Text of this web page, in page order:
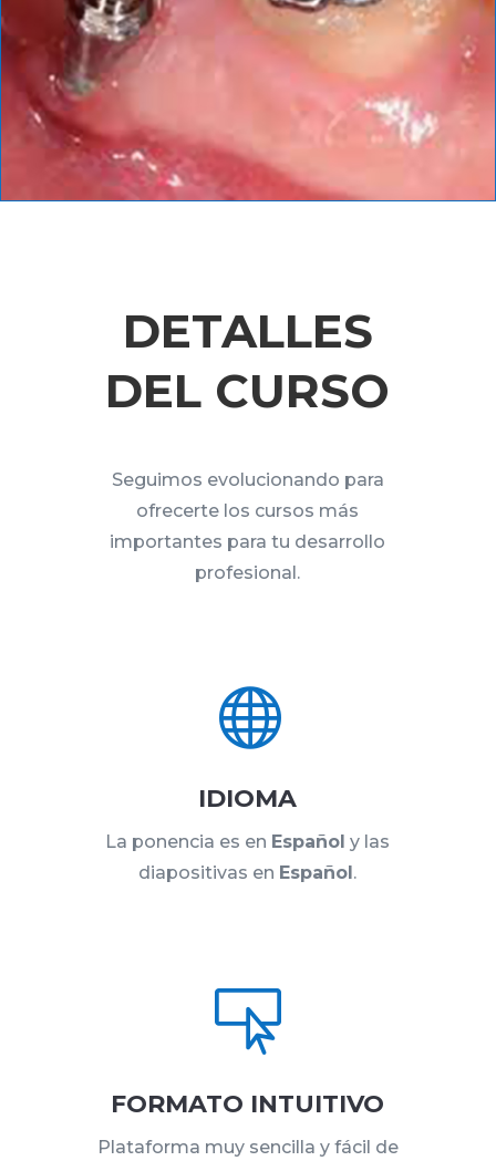
DETALLES
DEL CURSO
Seguimos evolucionando para
ofrecerte los cursos más
importantes para tu desarrollo
profesional.

IDIOMA
La ponencia es en Español y las
diapositivas en Español.

FORMATO INTUITIVO
Plataforma muy sencilla y fácil de